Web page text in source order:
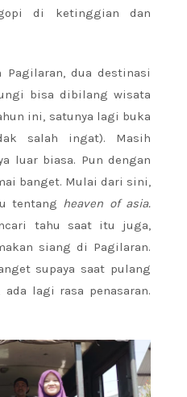
di ketinggian dan
Pagilaran, dua destinasi
bisa dibilang wisata
ini, satunya lagi buka
salah ingat). Masih
luar biasa. Pun dengan
banget. Mulai dari sini,
tentang heaven of asia.
tahu saat itu juga,
siang di Pagilaran.
supaya saat pulang
lagi rasa penasaran.